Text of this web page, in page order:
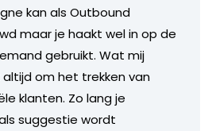
kan als Outbound
maar je haakt wel in op de
gebruikt. Wat mij
om het trekken van
klanten. Zo lang je
suggestie wordt